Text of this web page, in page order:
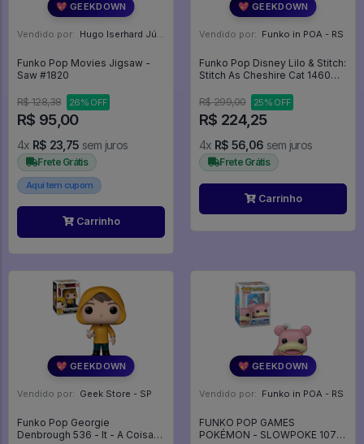
💖 GEEKDOWN
Vendido por: Hugo Iserhard Júnior - RS
Funko Pop Movies Jigsaw -
Saw #1820
R$ 128,38 26% OFF
R$ 95,00
4x R$ 23,75 sem juros
Frete Grátis
Aqui tem cupom
Carrinho
💖 GEEKDOWN
Vendido por: Funko in POA - RS
Funko Pop Disney Lilo & Stitch:
Stitch As Cheshire Cat 1460
R$ 299,00
25% OFF
R$ 224,25
4x R$ 56,06 sem juros
Frete Grátis
Carrinho
💖 GEEKDOWN
Vendido por: Geek Store - SP
Funko Pop Georgie
Denbrough 536 - It - A Coisa
💖 GEEKDOWN
Vendido por: Funko in POA - RS
FUNKO POP GAMES
POKÉMON - SLOWPOKE 1077